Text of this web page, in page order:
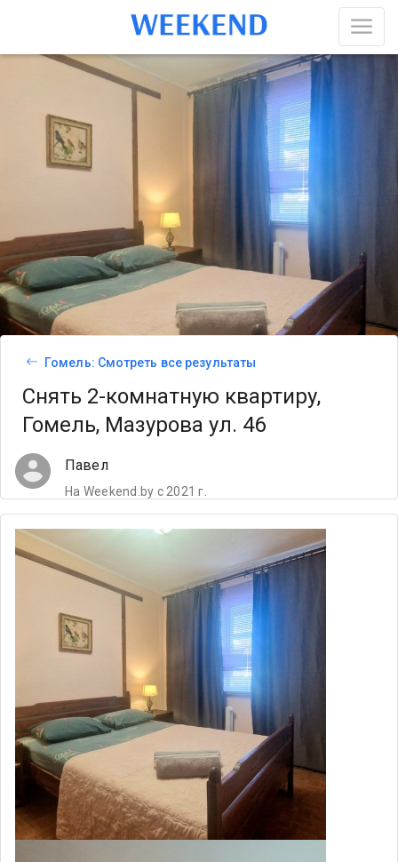
Гомель: Смотреть все результаты
Снять 2-комнатную квартиру,
Гомель, Мазурова ул. 46
Павел
На Weekend.by с 2021 г.